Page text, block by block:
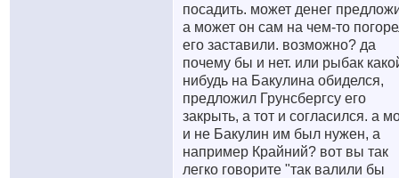
посадить. может денег
а может он сам на чем-то
его заставили. возможно? да
почему бы и нет. или рыбак
нибудь на Бакулина обиделся,
предложил Грунсбергсу его
закрыть, а тот и согласился. а
и не Бакулин им был нужен, а
например Крайний? вот вы так
легко говорите "так валили бы